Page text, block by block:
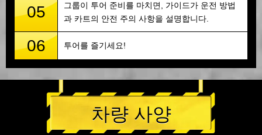
05
그룹이 투어 준비를 마치면, 가이드가 운전 방법
과 카트의 안전 주의 사항을 설명합니다.
06 투어를 즐기세요!
차량 사양